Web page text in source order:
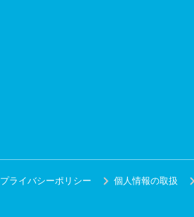
プライバシーポリシー 個人情報の取扱